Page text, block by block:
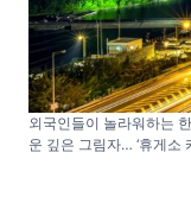
외국인들이 놀라워하는
운 깊은 그림자… ‘휴게소